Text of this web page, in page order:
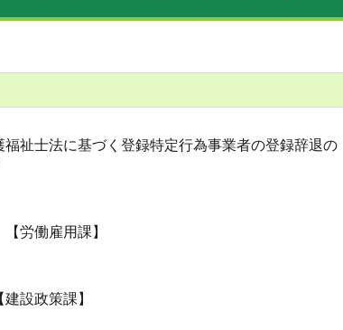
祉士法に基づく登録特定行為事業者の登録辞退の
労働雇用課】
設政策課】